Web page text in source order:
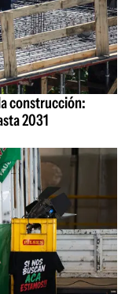
construcción:
2031